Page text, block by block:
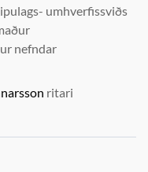
umhverfissviðs
nefndar
ritari